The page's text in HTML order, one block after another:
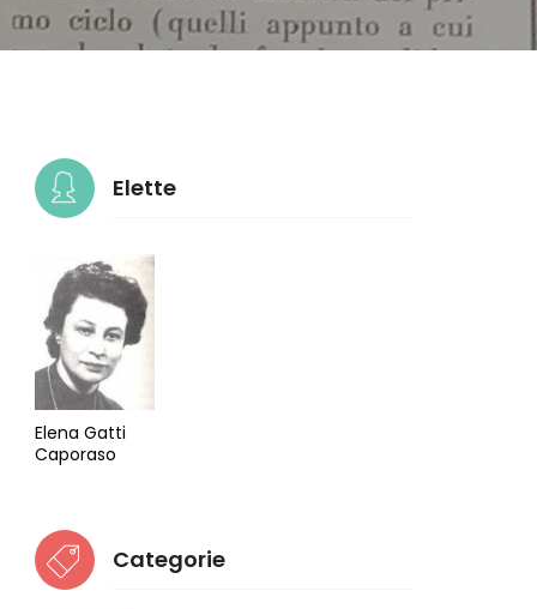
Elette
Elena Gatti
Caporaso
Categorie